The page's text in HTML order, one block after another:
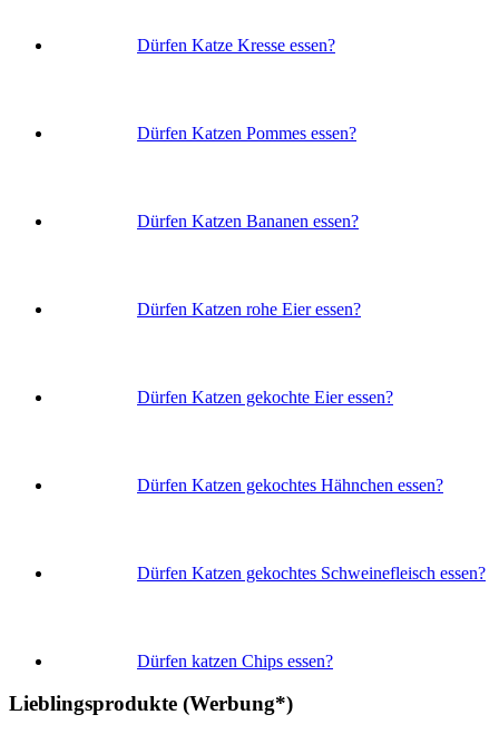
Dürfen Katze Kresse essen?
Dürfen Katzen Pommes essen?
Dürfen Katzen Bananen essen?
Dürfen Katzen rohe Eier essen?
Dürfen Katzen gekochte Eier essen?
Dürfen Katzen gekochtes Hähnchen essen?
Dürfen Katzen gekochtes Schweinefleisch essen?
Dürfen katzen Chips essen?
Lieblingsprodukte (Werbung*)